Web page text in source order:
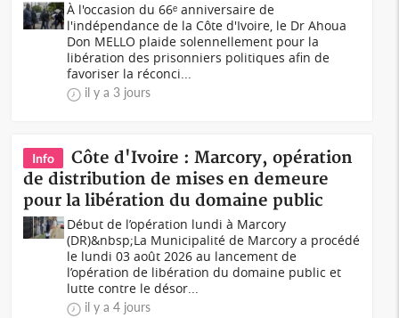
À l'occasion du 66ᵉ anniversaire de
l'indépendance de la Côte d'Ivoire, le Dr Ahoua
Don MELLO plaide solennellement pour la
libération des prisonniers politiques afin de
favoriser la réconci...
il y a 3 jours
Info
Côte d'Ivoire : Marcory, opération
de distribution de mises en demeure
pour la libération du domaine public
Début de l’opération lundi à Marcory
(DR)&nbsp;La Municipalité de Marcory a procédé
le lundi 03 août 2026 au lancement de
l’opération de libération du domaine public et
lutte contre le désor...
il y a 4 jours